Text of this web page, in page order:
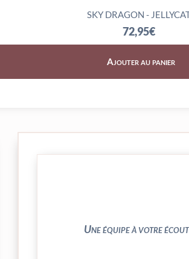
SKY DRAGON -
72,95€
Ajouter au panier
Une équipe à votre
N’hésitez pas à nous solliciter